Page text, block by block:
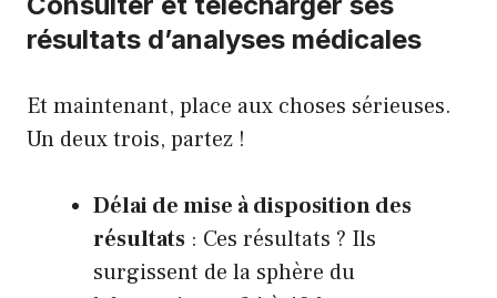
résultats d’analyses médicales
Et maintenant, place aux choses sérieuses.
Un deux trois, partez !
Délai de mise à disposition des
résultats : Ces résultats ? Ils
surgissent de la sphère du